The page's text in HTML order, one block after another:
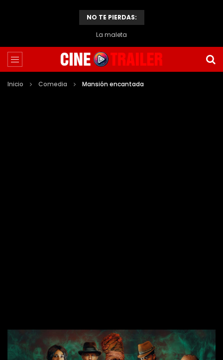
NO TE PIERDAS:
El caso de Thomas Crown
Inicio Comedia Mansión encantada